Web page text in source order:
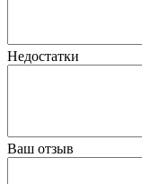
Недостатки
Ваш отзыв